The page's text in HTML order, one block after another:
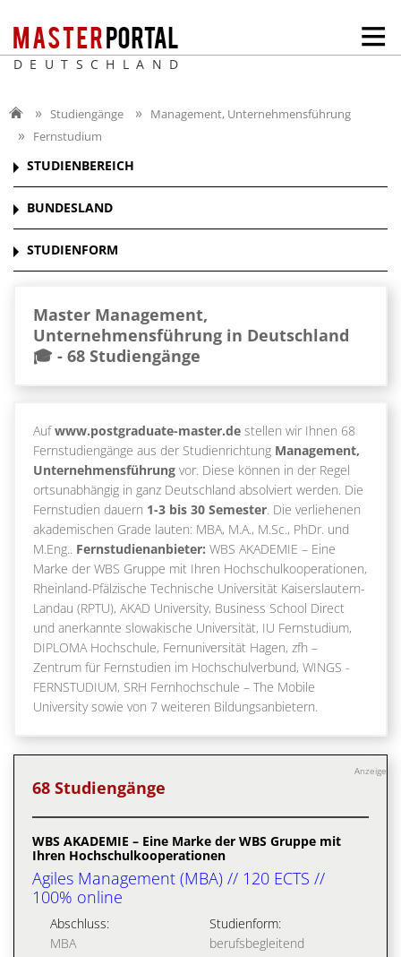
DEUTSCHLAND
Studiengänge
Management, Unternehmensführung
Fernstudium
STUDIENBEREICH
BUNDESLAND
STUDIENFORM
Master Management,
Unternehmensführung in Deutschland
🎓 - 68 Studiengänge
Aufwww.postgraduate-master.de stellen wir Ihnen 68
Fernstudiengänge aus der Studienrichtung Management,
Unternehmensführung vor. Diese können in der Regel
ortsunabhängig in ganz Deutschland absolviert werden. Die
Fernstudien dauern 1-3 bis 30 Semester. Die verliehenen
akademischen Grade lauten: MBA, M.A., M.Sc., PhDr. und
M.Eng.. Fernstudienanbieter: WBS AKADEMIE – Eine
Marke der WBS Gruppe mit Ihren Hochschulkooperationen,
Rheinland-Pfälzische Technische Universität Kaiserslautern-
Landau (RPTU), AKAD University, Business School Direct
und anerkannte slowakische Universität, IU Fernstudium,
DIPLOMA Hochschule, Fernuniversität Hagen, zfh –
Zentrum für Fernstudien im Hochschulverbund, WINGS -
FERNSTUDIUM, SRH Fernhochschule – The Mobile
University sowie von 7 weiteren Bildungsanbietern.
Anzeige
68 Studiengänge
WBS AKADEMIE – Eine Marke der WBS Gruppe mit
Ihren Hochschulkooperationen
Agiles Management (MBA) // 120 ECTS //
100% online
Abschluss:
MBA
Studienform:
berufsbegleitend